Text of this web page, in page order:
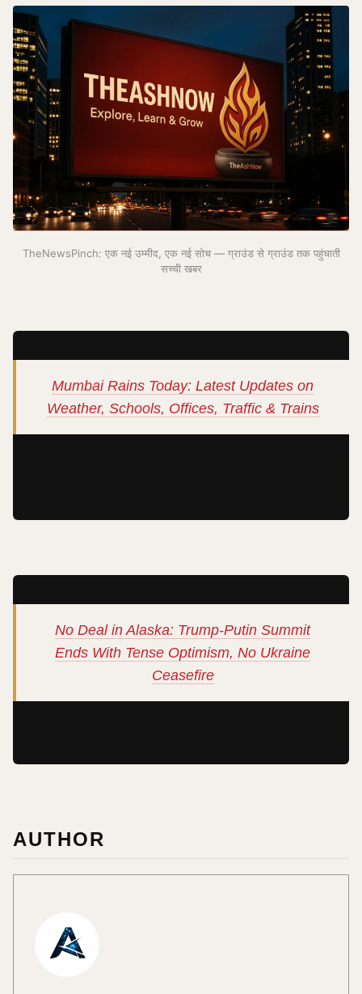
TheNewsPinch: एक नई उम्मीद, एक नई सोच — ग्राउंड से ग्राउंड तक पहुंचाती
सच्ची खबर
Mumbai Rains Today: Latest Updates on
Weather, Schools, Offices, Traffic & Trains
No Deal in Alaska: Trump-Putin Summit
Ends With Tense Optimism, No Ukraine
Ceasefire
AUTHOR